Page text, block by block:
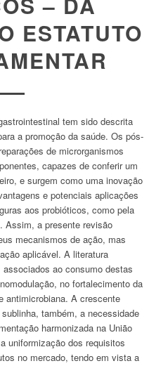
ESTATUTO
tem sido descrita
a promoção da saúde. Os pós-
de microrganismos
capazes de conferir um
e surgem como uma inovação
e potenciais aplicações
aos probióticos, como pela
Assim, a presente revisão
mecanismos de ação, mas
aplicável. A literatura
ao consumo destas
no fortalecimento da
antimicrobiana. A crescente
também, a necessidade
harmonizada na União
uniformização dos requisitos
no mercado, tendo em vista a